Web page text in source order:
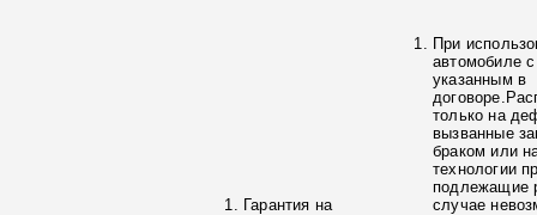
Гарантия на
При
автомобиле
указанным в
только на
вызванные
браком или
технологии
подлежащие
случае